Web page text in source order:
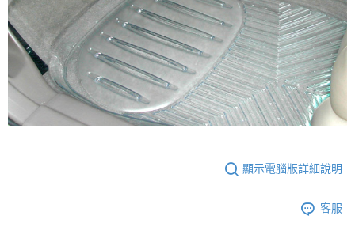
顯示電腦版詳細說明
客服